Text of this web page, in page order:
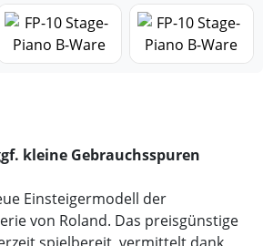
kleine Gebrauchsspuren
Einsteigermodell der
von Roland. Das preisgünstige